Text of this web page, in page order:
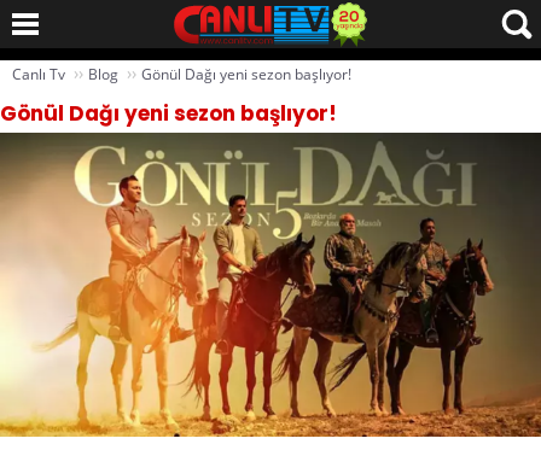
Canlı Tv ›› Blog ›› Gönül Dağı yeni sezon başlıyor!
Gönül Dağı yeni sezon başlıyor!